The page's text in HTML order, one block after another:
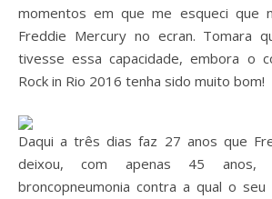
momentos em que me esqueci que
Freddie Mercury no ecran. Tomara
tivesse essa capacidade, embora o
Rock in Rio 2016 tenha sido muito bom!
Daqui a três dias faz 27 anos que
deixou, com apenas 45 anos,
broncopneumonia contra a qual o seu